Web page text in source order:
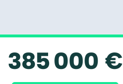
385 000 €